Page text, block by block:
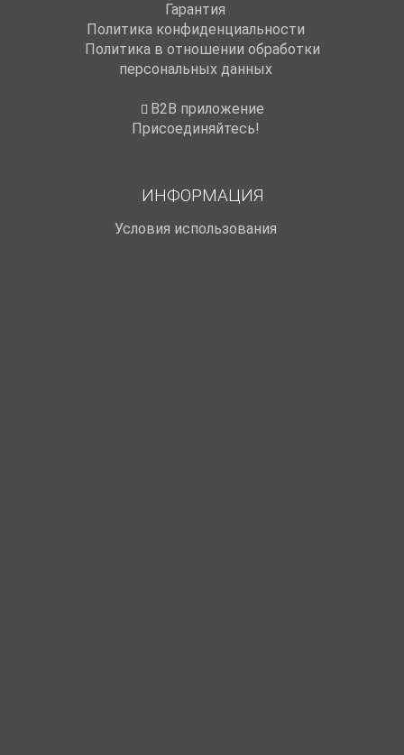
Гарантия
Политика конфиденциальности
Политика в отношении обработки
персональных данных
B2B приложение
Присоединяйтесь!
ИНФОРМАЦИЯ
Условия использования